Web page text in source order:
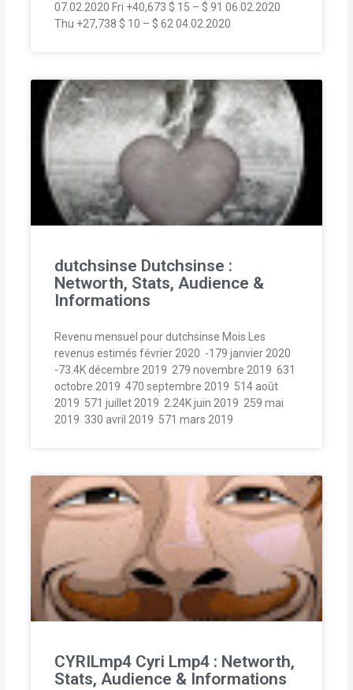
07.02.2020 Fri +40,673 $ 15 – $ 91 06.02.2020
Thu +27,738 $ 10 – $ 62 04.02.2020
dutchsinse Dutchsinse :
Networth, Stats, Audience &
Informations
Revenu mensuel pour dutchsinse Mois Les
revenus estimés février 2020  -179 janvier 2020 
-73.4K décembre 2019  279 novembre 2019  631
octobre 2019  470 septembre 2019  514 août
2019  571 juillet 2019  2.24K juin 2019  259 mai
2019  330 avril 2019  571 mars 2019 
CYRILmp4 Cyri Lmp4 : Networth,
Stats, Audience & Informations